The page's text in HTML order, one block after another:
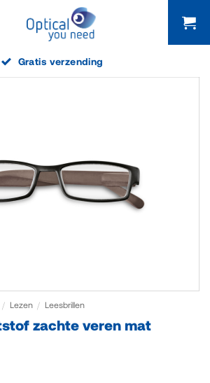
Gratis verzending
/ Lezen / Leesbrillen
zachte veren mat